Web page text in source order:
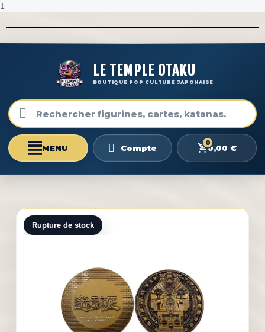
1
LE TEMPLE OTAKU
BOUTIQUE POP CULTURE JAPONAISE
Compte
0
0,00 €
Rupture de stock